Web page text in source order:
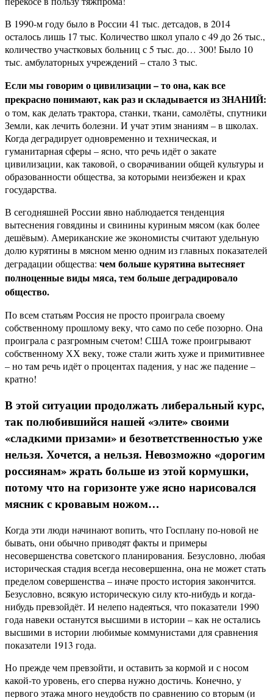
В 1990-м году было в России 41 тыс. детсадов, в 2014
осталось лишь 17 тыс. Количество школ упало с 49 до 26 тыс.,
количество участковых больниц с 5 тыс. до… 300! Было 10
тыс. амбулаторных учреждений – стало 3 тыс.
Если мы говорим о цивилизации – то она, как все
прекрасно понимают, как раз и складывается из ЗНАНИЙ:
о том, как делать трактора, станки, ткани, самолёты, спутники
Земли, как лечить болезни. И учат этим знаниям – в школах.
Когда деградирует одновременно и техническая, и
гуманитарная сферы – ясно, что речь идёт о закате
цивилизации, как таковой, о сворачивании общей культуры и
образованности общества, за которыми неизбежен и крах
государства.
В сегодняшней России явно наблюдается тенденция
вытеснения говядины и свинины куриным мясом (как более
дешёвым). Американские же экономисты считают удельную
долю курятины в мясном меню одним из главных показателей
деградации общества: чем больше курятина вытесняет
полноценные виды мяса, тем больше деградировало
общество.
По всем статьям Россия не просто проиграла своему
собственному прошлому веку, что само по себе позорно. Она
проиграла с разгромным счетом! США тоже проигрывают
собственному ХХ веку, тоже стали жить хуже и примитивнее
– но там речь идёт о процентах падения, у нас же падение –
кратно!
В этой ситуации продолжать либеральный курс,
так полюбившийся нашей «элите» своими
«сладкими призами» и безответственностью уже
нельзя. Хочется, а нельзя. Невозможно «дорогим
россиянам» жрать больше из этой кормушки,
потому что на горизонте уже ясно нарисовался
мясник с кровавым ножом…
Когда эти люди начинают вопить, что Госплану по-новой не
бывать, они обычно приводят факты и примеры
несовершенства советского планирования. Безусловно, любая
историческая стадия всегда несовершенна, она не может стать
пределом совершенства – иначе просто история закончится.
Безусловно, всякую историческую силу кто-нибудь и когда-
нибудь превзойдёт. И нелепо надеяться, что показатели 1990
года навеки останутся высшими в истории – как не остались
высшими в истории любимые коммунистами для сравнения
показатели 1913 года.
Но прежде чем превзойти, и оставить за кормой и с носом
какой-то уровень, его сперва нужно достичь. Конечно, у
первого этажа много неудобств по сравнению со вторым (и